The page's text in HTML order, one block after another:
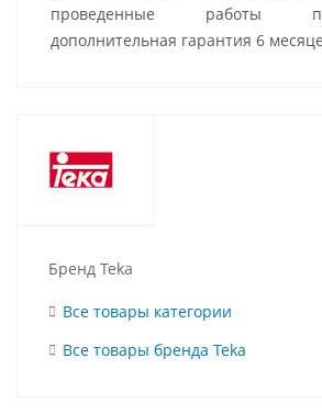
проведенные работы
дополнительная гарантия 6
Бренд Teka
Все товары категории
Все товары бренда Teka